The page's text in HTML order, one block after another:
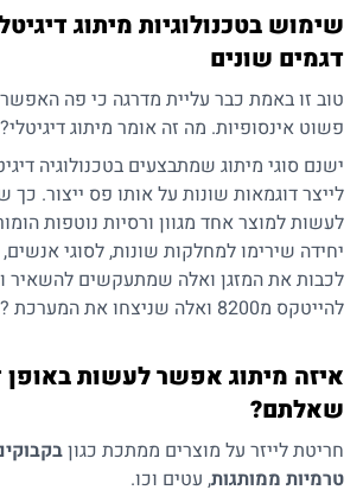
שימוש בטכנולוגיות מיתוג
דגמים שונים
טוב זו באמת כבר עליית מדרגה כי פה
פשוט אינסופיות. מה זה אומר מיתוג דיגיטלי?
ישנם סוגי מיתוג שמתבצעים בטכנולוגיה
לייצר דוגמאות שונות על אותו פס ייצור.
לעשות למוצר אחד מגוון ורסיות נוטפות
יחידה שירימו למחלקות שונות, לסוגי
לכבות את המזגן ואלה שמתעקשים להשאיר
להייטקס מ8200 ואלה שניצחו את המערכת ????
איזה מיתוג אפשר לעשות באופן
שאלתם?
חריטת לייזר על מוצרים ממתכת כגון
טרמיות ממותגות, עטים וכו.